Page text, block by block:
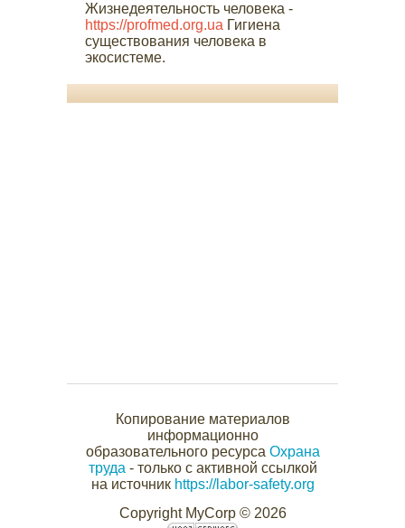
Жизнедеятельность человека -
https://profmed.org.ua Гигиена
существования человека в
экосистеме.
Копирование материалов
информационно
образовательного ресурса Охрана
труда - только с активной ссылкой
на источник https://labor-safety.org
Copyright MyCorp © 2026